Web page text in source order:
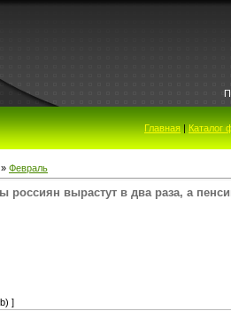
Главная|Каталог
» Февраль
россиян вырастут в два раза, а
]